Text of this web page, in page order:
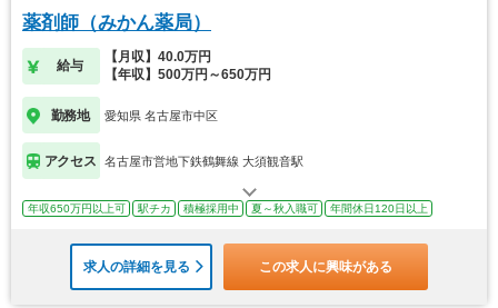
薬剤師（みかん薬局）
給与
【月収】40.0万円
【年収】500万円～650万円
勤務地 愛知県 名古屋市中区
アクセス 名古屋市営地下鉄鶴舞線 大須観音駅
年収650万円以上可 駅チカ 積極採用中 夏～秋入職可 年間休日120日以上
求人の詳細を見る この求人に興味がある